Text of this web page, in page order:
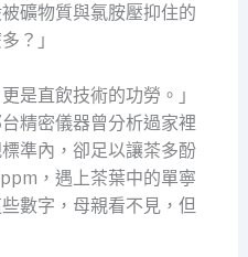
礦物質與氯胺壓抑住的
？」
是直飲技術的功勞。」
精密儀器曾分析過家裡
準內，卻足以讓茶多酚
，遇上茶葉中的單寧
數字，母親看不見，但